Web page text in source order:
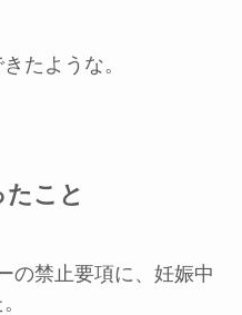
たような。
こと
の禁止要項に、妊娠中